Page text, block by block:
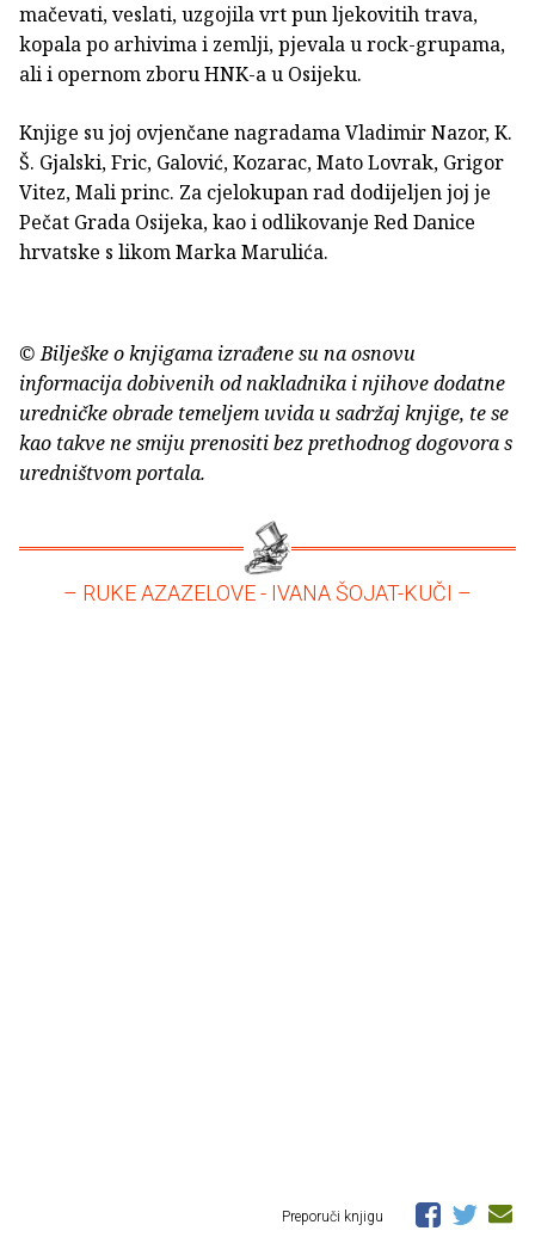
mačevati, veslati, uzgojila vrt pun ljekovitih trava,
kopala po arhivima i zemlji, pjevala u rock-grupama,
ali i opernom zboru HNK-a u Osijeku.
Knjige su joj ovjenčane nagradama Vladimir Nazor, K.
Š. Gjalski, Fric, Galović, Kozarac, Mato Lovrak, Grigor
Vitez, Mali princ. Za cjelokupan rad dodijeljen joj je
Pečat Grada Osijeka, kao i odlikovanje Red Danice
hrvatske s likom Marka Marulića.
© Bilješke o knjigama izrađene su na osnovu
informacija dobivenih od nakladnika i njihove dodatne
uredničke obrade temeljem uvida u sadržaj knjige, te se
kao takve ne smiju prenositi bez prethodnog dogovora s
uredništvom portala.
– RUKE AZAZELOVE - IVANA ŠOJAT-KUČI –
Preporuči knjigu